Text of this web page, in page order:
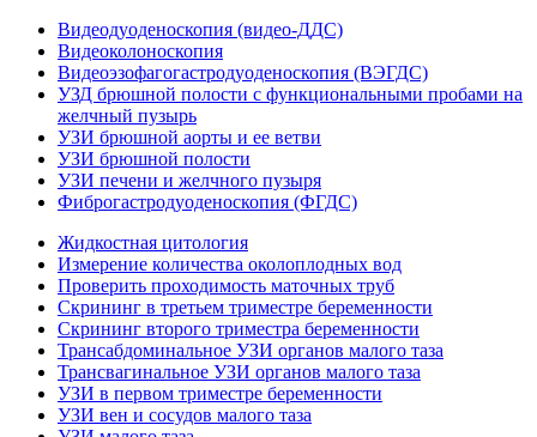
Видеодуоденоскопия (видео-ДДС)
Видеоколоноскопия
Видеоэзофагогастродуоденоскопия (ВЭГДС)
УЗД брюшной полости с функциональными пробами на
желчный пузырь
УЗИ брюшной аорты и ее ветви
УЗИ брюшной полости
УЗИ печени и желчного пузыря
Фиброгастродуоденоскопия (ФГДС)
Жидкостная цитология
Измерение количества околоплодных вод
Проверить проходимость маточных труб
Скрининг в третьем триместре беременности
Скрининг второго триместра беременности
Трансабдоминальное УЗИ органов малого таза
Трансвагинальное УЗИ органов малого таза
УЗИ в первом триместре беременности
УЗИ вен и сосудов малого таза